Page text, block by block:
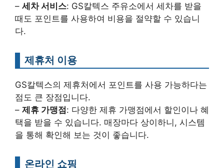
– 세차 서비스: GS칼텍스 주유소에서 세차를 받을
때도 포인트를 사용하여 비용을 절약할 수 있습니
다.
제휴처 이용
GS칼텍스의 제휴처에서 포인트를 사용 가능하다는
점도 큰 장점입니다.
– 제휴 가맹점: 다양한 제휴 가맹점에서 할인이나 혜
택을 받을 수 있습니다. 매장마다 상이하니, 시스템
을 통해 확인해 보는 것이 좋습니다.
온라인 쇼핑